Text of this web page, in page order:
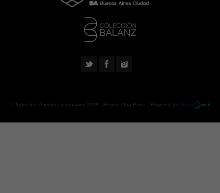
© Todos los derechos reservados 2018 - Revista Otra Parte . Powered by Urano web